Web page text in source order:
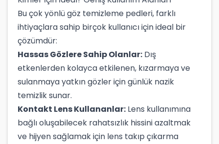
Bu çok yönlü göz temizleme pedleri, farklı
ihtiyaçlara sahip birçok kullanıcı için ideal bir
çözümdür:
Hassas Gözlere Sahip Olanlar: Dış
etkenlerden kolayca etkilenen, kızarmaya ve
sulanmaya yatkın gözler için günlük nazik
temizlik sunar.
Kontakt Lens Kullananlar: Lens kullanımına
bağlı oluşabilecek rahatsızlık hissini azaltmak
ve hijyen sağlamak için lens takıp çıkarma